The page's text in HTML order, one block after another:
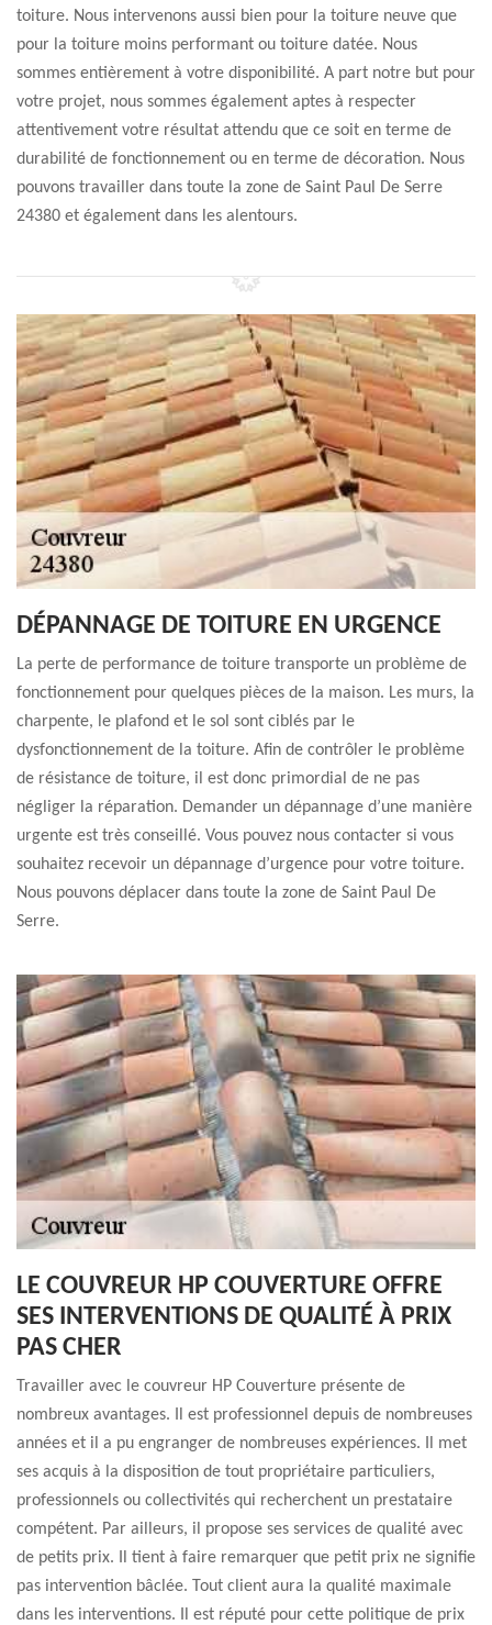
toiture. Nous intervenons aussi bien pour la toiture neuve que
pour la toiture moins performant ou toiture datée. Nous
sommes entièrement à votre disponibilité. A part notre but pour
votre projet, nous sommes également aptes à respecter
attentivement votre résultat attendu que ce soit en terme de
durabilité de fonctionnement ou en terme de décoration. Nous
pouvons travailler dans toute la zone de Saint Paul De Serre
24380 et également dans les alentours.
DÉPANNAGE DE TOITURE EN URGENCE
La perte de performance de toiture transporte un problème de
fonctionnement pour quelques pièces de la maison. Les murs, la
charpente, le plafond et le sol sont ciblés par le
dysfonctionnement de la toiture. Afin de contrôler le problème
de résistance de toiture, il est donc primordial de ne pas
négliger la réparation. Demander un dépannage d’une manière
urgente est très conseillé. Vous pouvez nous contacter si vous
souhaitez recevoir un dépannage d’urgence pour votre toiture.
Nous pouvons déplacer dans toute la zone de Saint Paul De
Serre.
LE COUVREUR HP COUVERTURE OFFRE
SES INTERVENTIONS DE QUALITÉ À PRIX
PAS CHER
Travailler avec le couvreur HP Couverture présente de
nombreux avantages. Il est professionnel depuis de nombreuses
années et il a pu engranger de nombreuses expériences. Il met
ses acquis à la disposition de tout propriétaire particuliers,
professionnels ou collectivités qui recherchent un prestataire
compétent. Par ailleurs, il propose ses services de qualité avec
de petits prix. Il tient à faire remarquer que petit prix ne signifie
pas intervention bâclée. Tout client aura la qualité maximale
dans les interventions. Il est réputé pour cette politique de prix